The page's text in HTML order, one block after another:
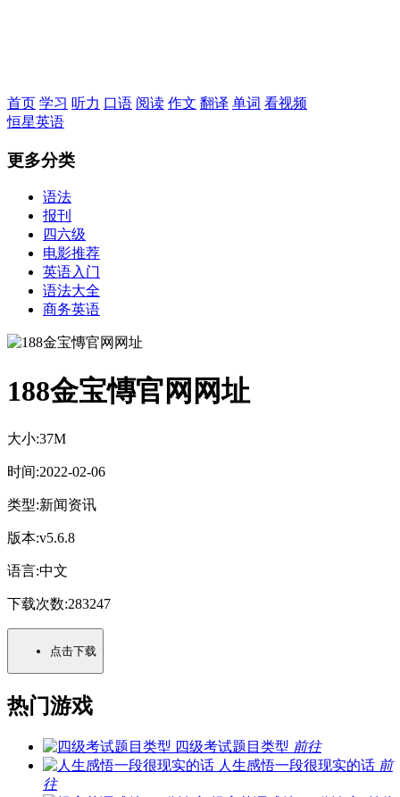
首页 学习 听力 口语 阅读 作文 翻译 单词 看视频
恒星英语
更多分类
语法
报刊
四六级
电影推荐
英语入门
语法大全
商务英语
188金宝慱官网网址
大小:37M
时间:2022-02-06
类型:新闻资讯
版本:v5.6.8
语言:中文
下载次数:283247
点击下载
热门游戏
四级考试题目类型 前往
人生感悟一段很现实的话 前
往